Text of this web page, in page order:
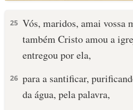
25 Vós, maridos, amai vossa
também Cristo amou a
entregou por ela,
26 para a santificar,
da água, pela palavra,